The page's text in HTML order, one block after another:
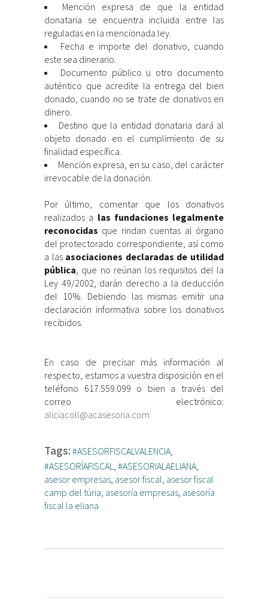
Mención expresa de que la entidad
donataria se encuentra incluida entre las
reguladas en la mencionada ley.
Fecha e importe del donativo, cuando
este sea dinerario.
Documento público u otro documento
auténtico que acredite la entrega del bien
donado, cuando no se trate de donativos en
dinero.
Destino que la entidad donataria dará al
objeto donado en el cumplimiento de su
finalidad específica.
Mención expresa, en su caso, del carácter
irrevocable de la donación.
Por último, comentar que los donativos
realizados a las fundaciones legalmente
reconocidas que rindan cuentas al órgano
del protectorado correspondiente, así como
a las asociaciones declaradas de utilidad
pública, que no reúnan los requisitos del la
Ley 49/2002, darán derecho a la deducción
del 10%. Debiendo las mismas emitir una
declaración informativa sobre los donativos
recibidos.
En caso de precisar más información al
respecto, estamos a vuestra disposición en el
teléfono 617.559.099 o bien a través del
correo electrónico:
aliciacoll@acasesoria.com
Tags:#ASESORFISCALVALENCIA,
#ASESORÍAFISCAL, #ASESORIALAELIANA,
asesor empresas, asesor fiscal, asesor fiscal
camp del túria, asesoría empresas, asesoría
fiscal la eliana